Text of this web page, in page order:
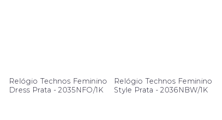
Relógio Technos Feminino
Dress Prata - 2035NFO/1K
Relógio Technos Feminino
Style Prata - 2036NBW/1K